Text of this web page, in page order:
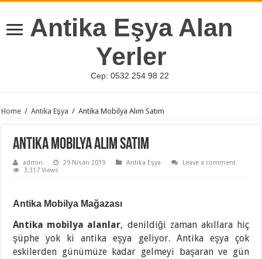
Antika Eşya Alan
Yerler
Cep: 0532 254 98 22
Home / Antika Eşya / Antika Mobilya Alım Satım
Antika Mobilya Alım Satım
admin 29 Nisan 2019 Antika Eşya
Leave a comment
3,317 Views
Antika Mobilya Mağazası
Antika mobilya alanlar, denildiği zaman akıllara hiç
şüphe yok ki antika eşya geliyor. Antika eşya çok
eskilerden günümüze kadar gelmeyi başaran ve gün